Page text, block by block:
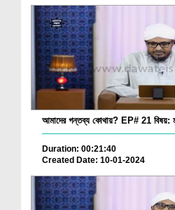
আমাদের গন্তব্য কোথায়? EP# 21 বিষয়:
Duration: 00:21:40
Created Date: 10-01-2024